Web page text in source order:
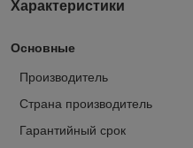
Характеристики
Основные
Производитель
Страна производитель
Гарантийный срок